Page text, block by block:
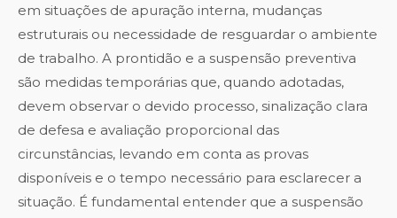
em situações de apuração interna, mudanças
estruturais ou necessidade de resguardar o ambiente
de trabalho. A prontidão e a suspensão preventiva
são medidas temporárias que, quando adotadas,
devem observar o devido processo, sinalização clara
de defesa e avaliação proporcional das
circunstâncias, levando em conta as provas
disponíveis e o tempo necessário para esclarecer a
situação. É fundamental entender que a suspensão